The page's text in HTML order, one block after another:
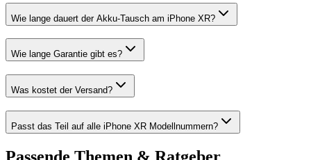
Wie lange dauert der Akku-Tausch am iPhone XR?
Wie lange Garantie gibt es?
Was kostet der Versand?
Passt das Teil auf alle iPhone XR Modellnummern?
Passende Themen & Ratgeber